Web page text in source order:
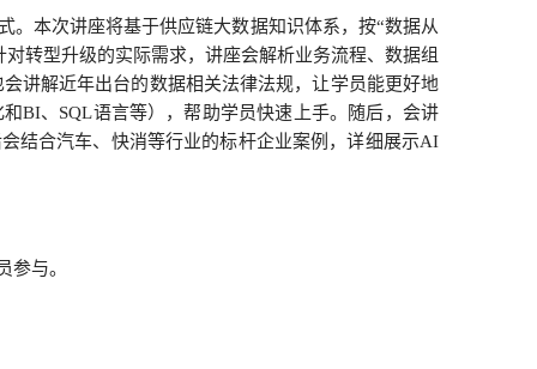
本次讲座将基于供应链大数据知识体系，按“数据从
转型升级的实际需求，讲座会解析业务流程、数据组
讲解近年出台的数据相关法律法规，让学员能更好地
BI、SQL语言等），帮助学员快速上手。随后，会讲
结合汽车、快消等行业的标杆企业案例，详细展示AI
参与。